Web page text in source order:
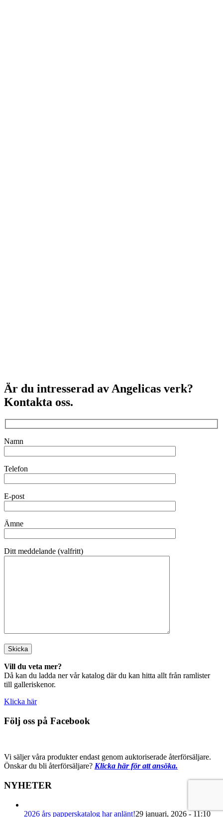
Är du intresserad av Angelicas verk?
Kontakta oss.
Namn
Telefon
E-post
Ämne
Ditt meddelande (valfritt)
Vill du veta mer?
Då kan du ladda ner vår katalog där du kan hitta allt från ramlister
till galleriskenor.
Klicka här
Följ oss på Facebook
Vi säljer våra produkter endast genom auktoriserade återförsäljare.
Önskar du bli återförsäljare? Klicka här för att ansöka.
NYHETER
2026 års papperskatalog har anlänt!29 januari, 2026 - 11:10